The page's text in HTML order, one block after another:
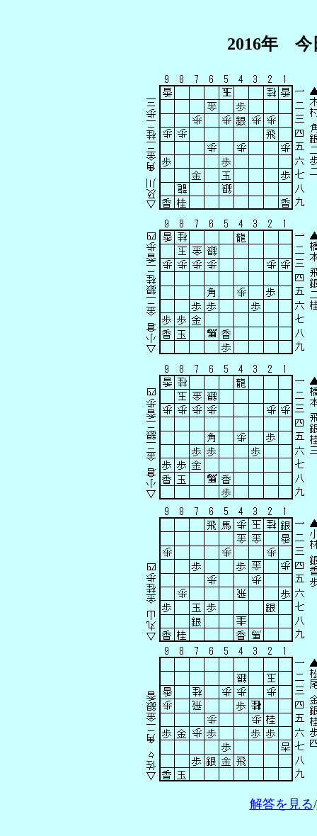
2016年 今
解答を見る/